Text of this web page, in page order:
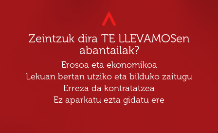
Zeintzuk dira TE LLEVAMOSen
abantailak?
Erosoa eta ekonomikoa
Lekuan bertan utziko eta bilduko zaitugu
Erreza da kontratatzea
Ez aparkatu ezta gidatu ere